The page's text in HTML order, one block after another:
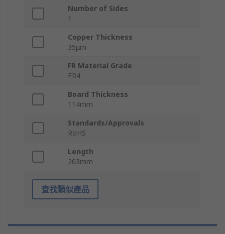
Number of Sides
1
Copper Thickness
35μm
FR Material Grade
FR4
Board Thickness
114mm
Standards/Approvals
RoHS
Length
203mm
查找類似產品